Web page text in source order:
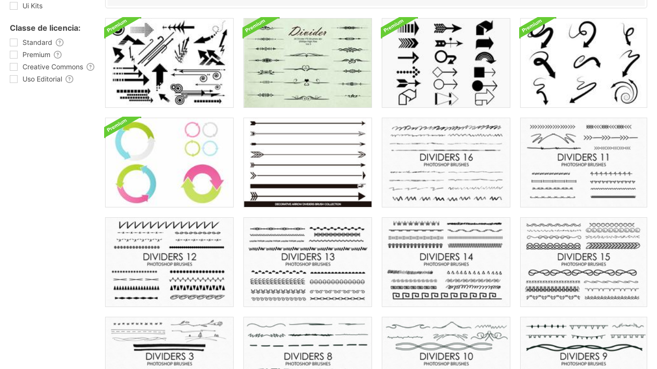
Ui Kits
Classe de licencia:
Standard
Premium
Creative Commons
Uso Editorial